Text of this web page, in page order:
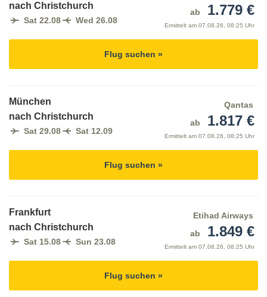
nach Christchurch
Sat 22.08 Wed 26.08
ab
1.779 €
Ermittelt am 07.08.26, 08:25 Uhr
Flug suchen »
München
nach Christchurch
Sat 29.08 Sat 12.09
Qantas
ab
1.817 €
Ermittelt am 07.08.26, 08:25 Uhr
Flug suchen »
Frankfurt
nach Christchurch
Sat 15.08 Sun 23.08
Etihad Airways
ab
1.849 €
Ermittelt am 07.08.26, 08:25 Uhr
Flug suchen »